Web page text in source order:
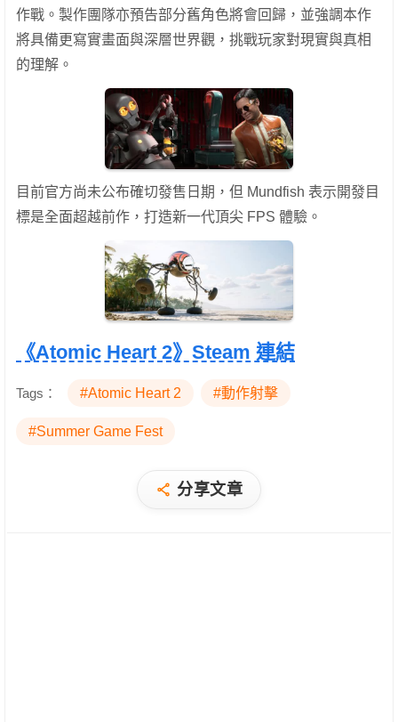
作戰。製作團隊亦預告部分舊角色將會回歸，並強調本作
將具備更寫實畫面與深層世界觀，挑戰玩家對現實與真相
的理解。
目前官方尚未公布確切發售日期，但 Mundfish 表示開發目
標是全面超越前作，打造新一代頂尖 FPS 體驗。
《Atomic Heart 2》Steam 連結
Tags： #Atomic Heart 2 #動作射擊
#Summer Game Fest
分享文章